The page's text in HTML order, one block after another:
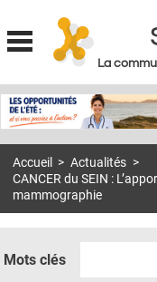
La
MON COMPTE
S'ABONNER À LA REVUE
ACTUS
Accueil > Actualités >
CANCER du SEIN :
mammographie
Mots clés